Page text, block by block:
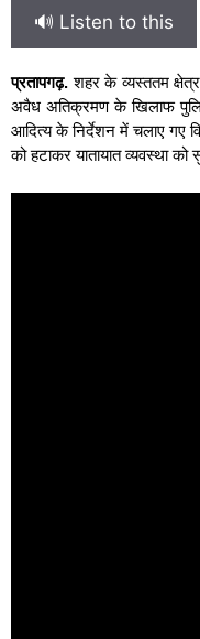
🔊 Listen to this
प्रतापगढ़. शहर के व्यस्ततम
अवैध अतिक्रमण के खिलाफ
आदित्य के निर्देशन में चलाए गए
को हटाकर यातायात व्यवस्था को